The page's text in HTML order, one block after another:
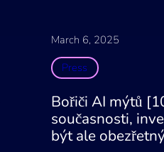
March 6, 2025
Press
Bořiči AI mýtů
současnosti,
být ale obezřetný